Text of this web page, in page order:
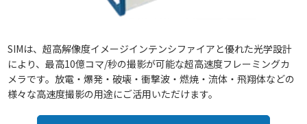
SIMは、超高解像度イメージインテンシファイアと優れた光学設計
により、最高10億コマ/秒の撮影が可能な超高速度フレーミングカ
メラです。放電・爆発・破壊・衝撃波・燃焼・流体・飛翔体などの
様々な高速度撮影の用途にご活用いただけます。